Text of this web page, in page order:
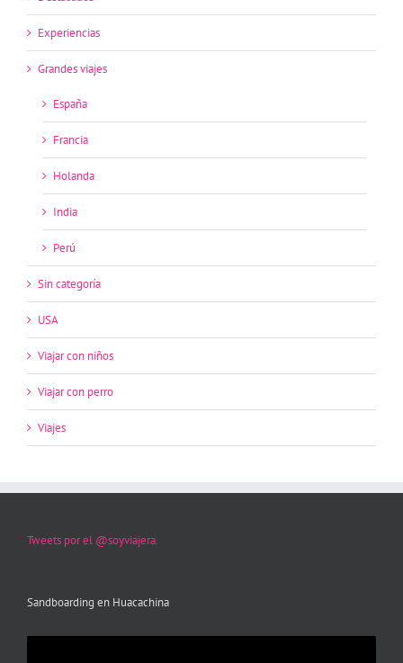
Experiencias
Grandes viajes
España
Francia
Holanda
India
Perú
Sin categoría
USA
Viajar con niños
Viajar con perro
Viajes
Tweets por el @soyviajera.
Sandboarding en Huacachina